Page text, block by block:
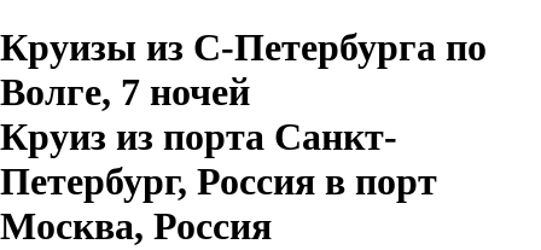
Круизы из С-Петербурга по
Волге, 7 ночей
Круиз из порта Санкт-
Петербург, Россия в порт
Москва, Россия